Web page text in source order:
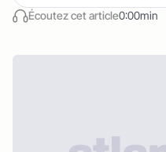
Écoutez cet article0:00min